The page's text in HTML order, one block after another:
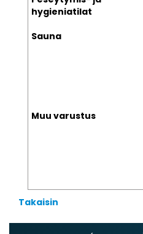
hygieniatilat
Sauna
Muu varustus
Takaisin